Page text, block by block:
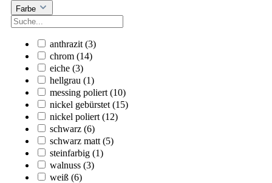
Farbe
anthrazit (3)
chrom (14)
eiche (3)
hellgrau (1)
messing poliert (10)
nickel gebürstet (15)
nickel poliert (12)
schwarz (6)
schwarz matt (5)
steinfarbig (1)
walnuss (3)
weiß (6)